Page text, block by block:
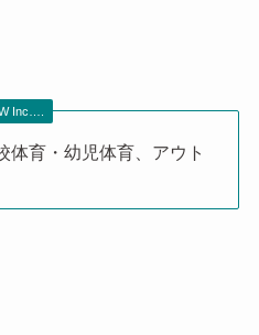
Inc….
体育・幼児体育、アウト